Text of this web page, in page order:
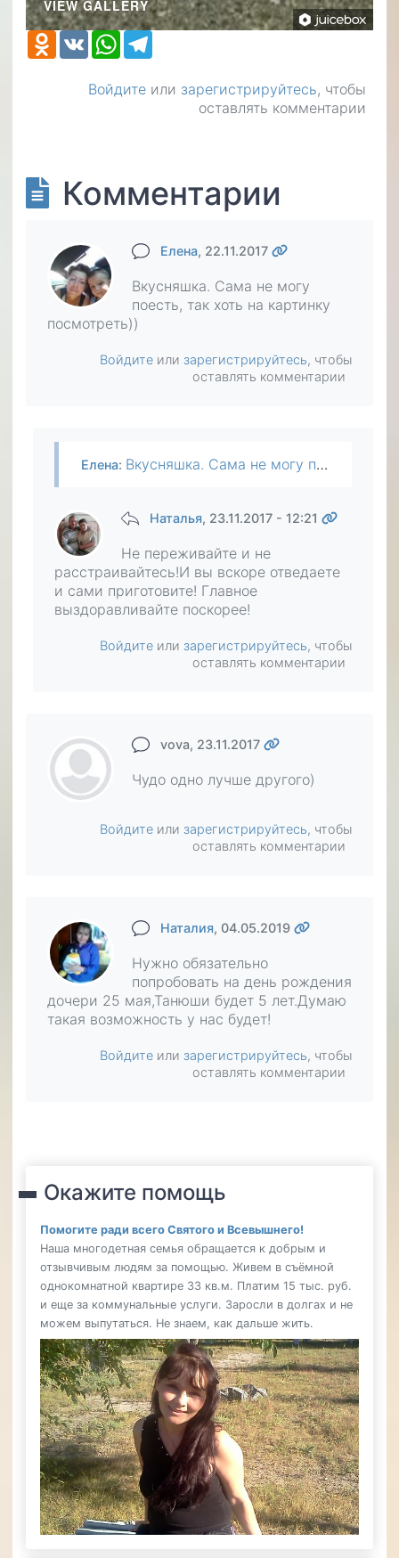
VIEW GALLERY
Odnoklassniki
VK WhatsApp
Войдите или зарегистрируйтесь, чтобы
оставлять комментарии
Комментарии
Елена, 22.11.2017
Вкусняшка. Сама не могу
поесть, так хоть на картинку
посмотреть))
Войдите или зарегистрируйтесь, чтобы
оставлять комментарии
Елена: Вкусняшка. Сама не могу поесть, так хоть на картинку посмотреть))
Наталья, 23.11.2017 - 12:21
Не переживайте и не
расстраивайтесь!И вы вскоре отведаете
и сами приготовите! Главное
выздоравливайте поскорее!
Войдите или зарегистрируйтесь, чтобы
оставлять комментарии
vova, 23.11.2017
Чудо одно лучше другого)
Войдите или зарегистрируйтесь, чтобы
оставлять комментарии
Наталия, 04.05.2019
Нужно обязательно
попробовать на день рождения
дочери 25 мая,Танюши будет 5 лет.Думаю
такая возможность у нас будет!
Войдите или зарегистрируйтесь, чтобы
оставлять комментарии
Окажите помощь
Помогите ради всего Святого и Всевышнего!
Наша многодетная семья обращается к добрым и
отзывчивым людям за помощью. Живем в съёмной
однокомнатной квартире 33 кв.м. Платим 15 тыс. руб.
и еще за коммунальные услуги. Заросли в долгах и не
можем выпутаться. Не знаем, как дальше жить.